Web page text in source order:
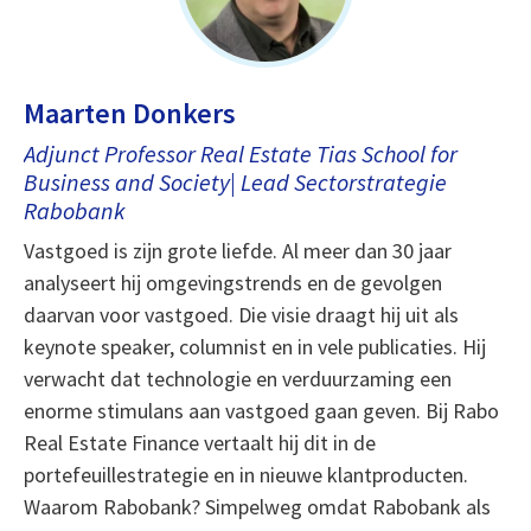
Maarten Donkers
Adjunct Professor Real Estate Tias School for
Business and Society| Lead Sectorstrategie
Rabobank
Vastgoed is zijn grote liefde. Al meer dan 30 jaar
analyseert hij omgevingstrends en de gevolgen
daarvan voor vastgoed. Die visie draagt hij uit als
keynote speaker, columnist en in vele publicaties. Hij
verwacht dat technologie en verduurzaming een
enorme stimulans aan vastgoed gaan geven. Bij Rabo
Real Estate Finance vertaalt hij dit in de
portefeuillestrategie en in nieuwe klantproducten.
Waarom Rabobank? Simpelweg omdat Rabobank als